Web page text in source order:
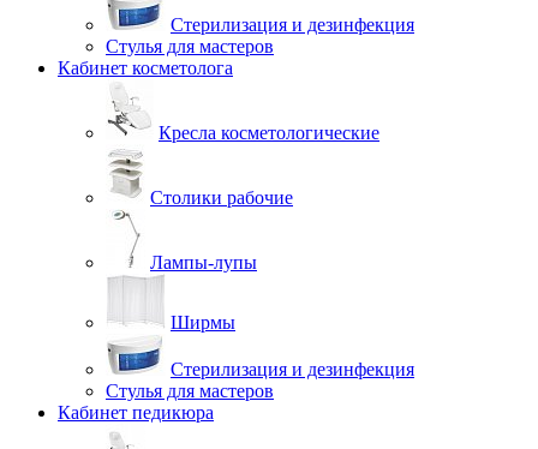
Стерилизация и дезинфекция
Стулья для мастеров
Кабинет косметолога
Кресла косметологические
Столики рабочие
Лампы-лупы
Ширмы
Стерилизация и дезинфекция
Стулья для мастеров
Кабинет педикюра